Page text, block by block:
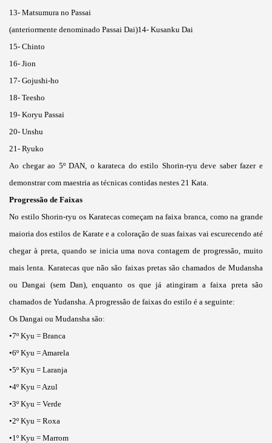
13- Matsumura no Passai
(anteriormente denominado Passai Dai)14- Kusanku Dai
15- Chinto
16- Jion
17- Gojushi-ho
18- Teesho
19- Koryu Passai
20- Unshu
21- Ryuko
Ao chegar ao 5º DAN, o karateca do estilo Shorin-ryu deve saber fazer e
demonstrar com maestria as técnicas contidas nestes 21 Kata.
Progressão de Faixas
No estilo Shorin-ryu os Karatecas começam na faixa branca, como na grande
maioria dos estilos de Karate e a coloração de suas faixas vai escurecendo até
chegar à preta, quando se inicia uma nova contagem de progressão, muito
mais lenta. Karatecas que não são faixas pretas são chamados de Mudansha
ou Dangai (sem Dan), enquanto os que já atingiram a faixa preta são
chamados de Yudansha. A progressão de faixas do estilo é a seguinte:
Os Dangai ou Mudansha são:
•7º Kyu = Branca
•6º Kyu = Amarela
•5º Kyu = Laranja
•4º Kyu = Azul
•3º Kyu = Verde
•2º Kyu = Roxa
•1º Kyu = Marrom